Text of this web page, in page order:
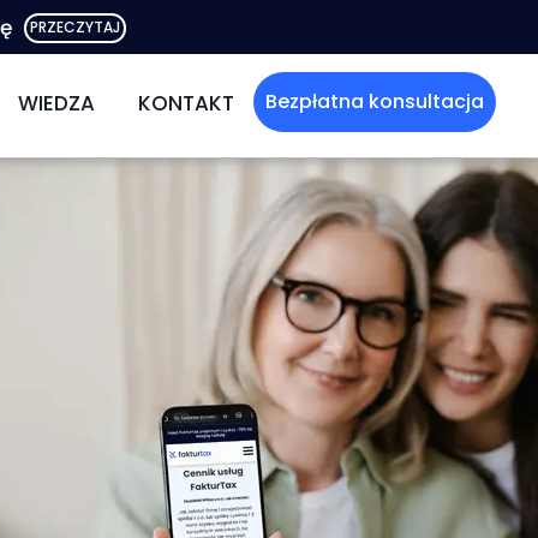
PRZECZYTAJ
Bezpłatna konsultacja
SPÓŁEK
WIEDZA
BLOG
NA ZASADACH OGÓLNYCH
NA RYCZAŁCIE
ZUS - JAKIE ULGI?
KONTAKT